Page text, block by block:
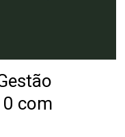
com